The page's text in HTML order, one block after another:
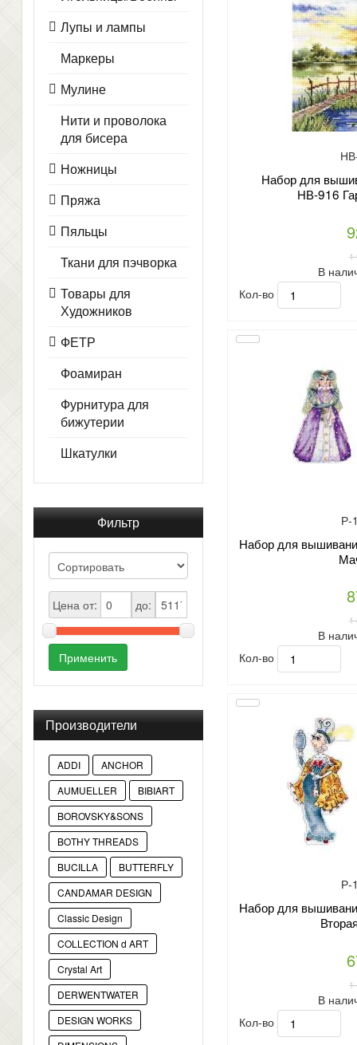
Лупы и лампы
Маркеры
Мулине
Нити и проволока
для бисера
Ножницы
Пряжа
Пяльцы
Ткани для пэчворка
Товары для
Художников
ФЕТР
Фоамиран
Фурнитура для
бижутерии
Шкатулки
Фильтр
Цена от: до:
Применить
Производители
ADDI
ANCHOR
AUMUELLER
BIBIART
BOROVSKY&SONS
BOTHY THREADS
BUCILLA
BUTTERFLY
CANDAMAR DESIGN
Classic Design
COLLECTION d ART
Crystal Art
DERWENTWATER
DESIGN WORKS
Набор для
НВ-916
1
В
Кол-во
Р-
Набор для
1
В
Кол-во
Р-
Набор для
1
В
Кол-во